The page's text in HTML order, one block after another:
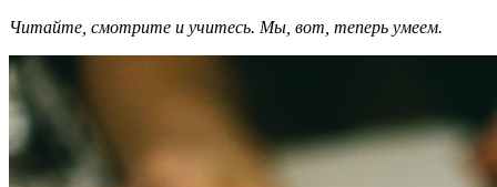
Читайте, смотрите и учитесь. Мы, вот, теперь умеем.